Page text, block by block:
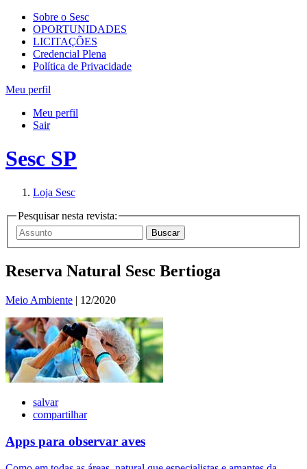
Sobre o Sesc
OPORTUNIDADES
LICITAÇÕES
Credencial Plena
Política de Privacidade
Meu perfil
Meu perfil
Sair
Sesc SP
Loja Sesc
Pesquisar nesta revista:
Reserva Natural Sesc Bertioga
Meio Ambiente | 12/2020
salvar
compartilhar
Apps para observar aves